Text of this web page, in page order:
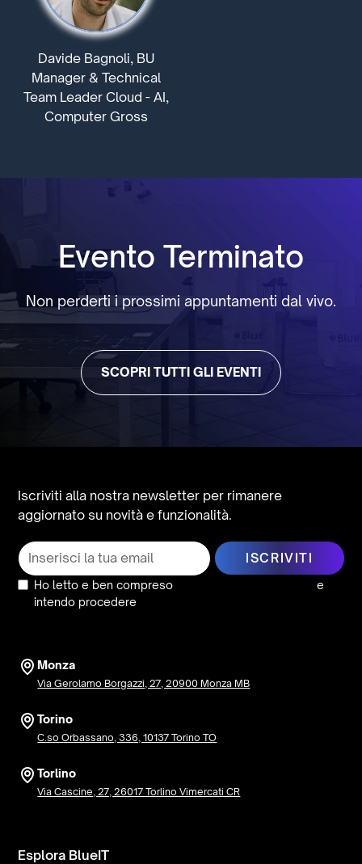
Davide Bagnoli, BU
Manager & Technical
Team Leader Cloud - AI,
Computer Gross
Evento Terminato
Non perderti i prossimi appuntamenti dal vivo.
SCOPRI TUTTI GLI EVENTI
Iscriviti alla nostra newsletter per rimanere
aggiornato su novità e funzionalità.
Ho letto e ben compreso
e
intendo procedere
Monza
Via Gerolamo Borgazzi, 27, 20900 Monza MB
Torino
C.so Orbassano, 336, 10137 Torino TO
Torlino
Via Cascine, 27, 26017 Torlino Vimercati CR
Esplora BlueIT